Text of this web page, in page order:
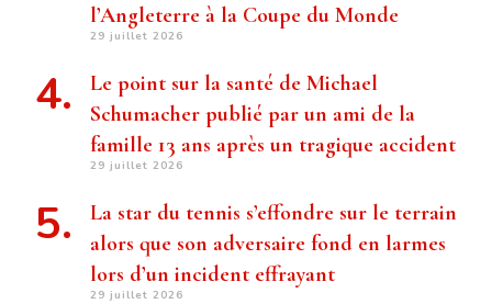
l’Angleterre à la Coupe du Monde
29 juillet 2026
Le point sur la santé de Michael
Schumacher publié par un ami de la
famille 13 ans après un tragique accident
29 juillet 2026
La star du tennis s’effondre sur le terrain
alors que son adversaire fond en larmes
lors d’un incident effrayant
29 juillet 2026